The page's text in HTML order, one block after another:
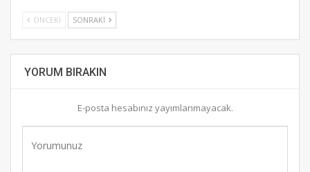
ÖNCEKI SONRAKI
YORUM BIRAKIN
E-posta hesabınız yayımlanmayacak.